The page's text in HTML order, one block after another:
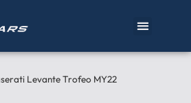
Levante Trofeo MY22